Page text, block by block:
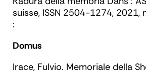
suisse, ISSN 2504-1274, 2021,
:
Domus
Irace, Fulvio. Memoriale della